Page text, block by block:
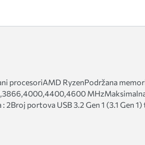
procesoriAMD RyzenPodržana
portova USB 3.2 Gen 1 (3.1